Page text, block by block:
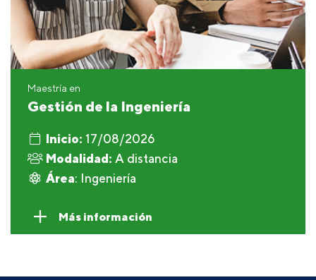
Maestría en
Gestión de la Ingeniería
Inicio: 17/08/2026
Modalidad: A distancia
Área: Ingeniería
Más información